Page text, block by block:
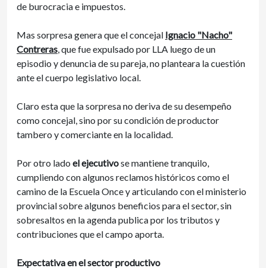
de burocracia e impuestos.
Mas sorpresa genera que el concejal Ignacio "Nacho"
Contreras, que fue expulsado por LLA luego de un
episodio y denuncia de su pareja, no planteara la cuestión
ante el cuerpo legislativo local.
Claro esta que la sorpresa no deriva de su desempeño
como concejal, sino por su condición de productor
tambero y comerciante en la localidad.
Por otro lado el ejecutivose mantiene tranquilo,
cumpliendo con algunos reclamos históricos como el
camino de la Escuela Once y articulando con el ministerio
provincial sobre algunos beneficios para el sector, sin
sobresaltos en la agenda publica por los tributos y
contribuciones que el campo aporta.
Expectativa en el sector productivo